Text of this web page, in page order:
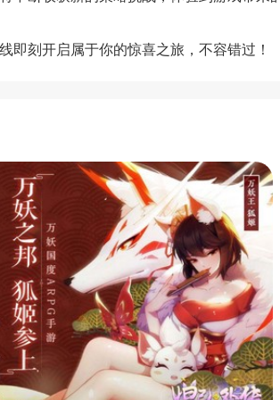
即刻开启属于你的惊喜之旅，不容错过！